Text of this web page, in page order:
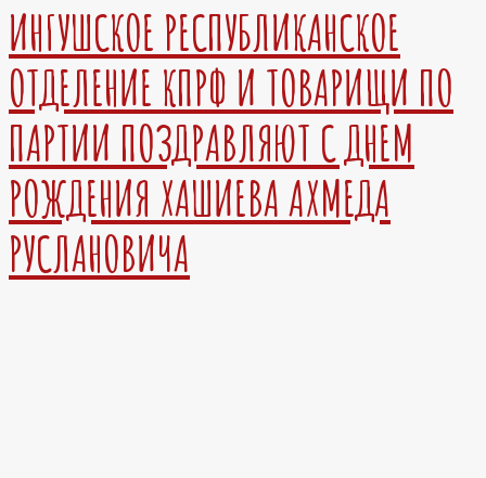
ИНГУШСКОЕ РЕСПУБЛИКАНСКОЕ
ОТДЕЛЕНИЕ КПРФ И ТОВАРИЩИ ПО
ПАРТИИ ПОЗДРАВЛЯЮТ С ДНЕМ
РОЖДЕНИЯ ХАШИЕВА АХМЕДА
РУСЛАНОВИЧА